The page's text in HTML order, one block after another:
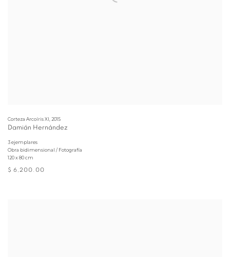
Corteza Arcoíris XI 2015
Damián Hernández
3 ejemplares
Obra bidimensional / Fotografía
120 x 80 cm
$ 6,200.00